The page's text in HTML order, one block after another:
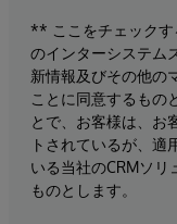
** ここをチェックす
のインターシステム
新情報及びその他の
ことに同意するもの
とで、お客様は、お
トされているが、適
いる当社のCRMソリ
ものとします。